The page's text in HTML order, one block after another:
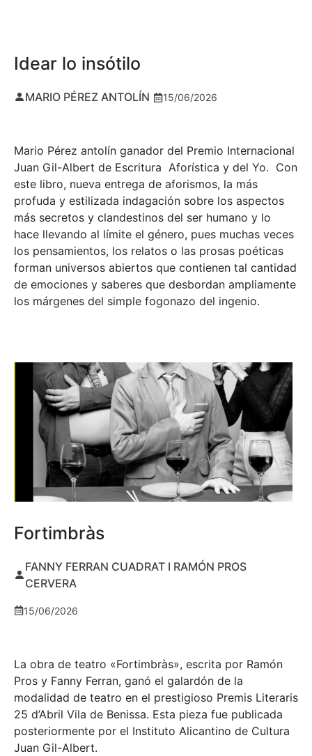
Idear lo insótilo
MARIO PÉREZ ANTOLÍN 15/06/2026
Mario Pérez antolín ganador del Premio Internacional
Juan Gil-Albert de Escritura Aforística y del Yo. Con
este libro, nueva entrega de aforismos, la más
profuda y estilizada indagación sobre los aspectos
más secretos y clandestinos del ser humano y lo
hace llevando al límite el género, pues muchas veces
los pensamientos, los relatos o las prosas poéticas
forman universos abiertos que contienen tal cantidad
de emociones y saberes que desbordan ampliamente
los márgenes del simple fogonazo del ingenio.
Fortimbràs
FANNY FERRAN CUADRAT I RAMÓN PROS
CERVERA
15/06/2026
La obra de teatro «Fortimbràs», escrita por Ramón
Pros y Fanny Ferran, ganó el galardón de la
modalidad de teatro en el prestigioso Premis Literaris
25 d’Abril Vila de Benissa. Esta pieza fue publicada
posteriormente por el Instituto Alicantino de Cultura
Juan Gil-Albert.